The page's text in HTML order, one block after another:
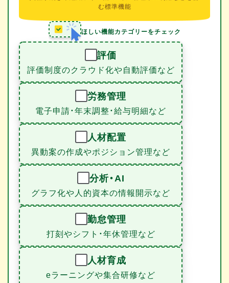
む標準機能
ほしい機能カテゴリーをチェック
評価
評価制度のクラウド化や自動評価など
労務管理
電子申請・年末調整・給与明細など
人材配置
異動案の作成やポジション管理など
分析・AI
グラフ化や人的資本の情報開示など
勤怠管理
打刻やシフト・年休管理など
人材育成
eラーニングや集合研修など